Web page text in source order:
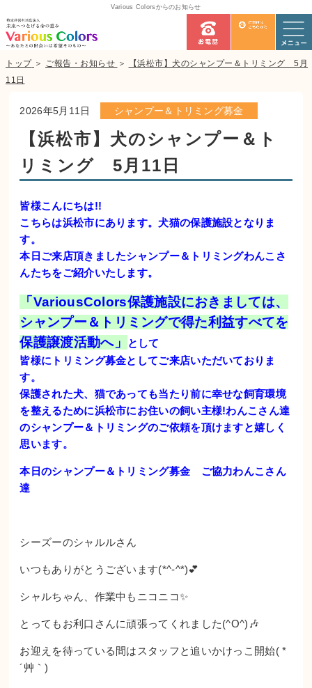
Various Colorsからのお知らせ
トップ ＞ ご報告・お知らせ ＞
【浜松市】犬のシャンプー＆トリミング 5月
11日
2026年5月11日 シャンプー＆トリミング募金
【浜松市】犬のシャンプー＆ト
リミング 5月11日
皆様こんにちは!!
こちらは浜松市にあります。犬猫の保護施設となりま
す。
本日ご来店頂きましたシャンプー＆トリミングわんこさ
んたちをご紹介いたします。
「VariousColors保護施設におきましては、
シャンプー＆トリミングで得た利益すべてを
保護譲渡活動へ」
として
皆様にトリミング募金としてご来店いただいておりま
す。
保護された犬、猫であっても当たり前に幸せな飼育環境
を整えるために浜松市にお住いの飼い主様!わんこさん達
のシャンプー＆トリミングのご依頼を頂けますと嬉しく
思います。
本日のシャンプー＆トリミング募金 ご協力わんこさん
達
シーズーのシャルルさん
いつもありがとうございます(*^-^*)💕
シャルちゃん、作業中もニコニコ✨
とってもお利口さんに頑張ってくれました(^O^)🎶
お迎えを待っている間はスタッフと追いかけっこ開始( *
´艸｀)